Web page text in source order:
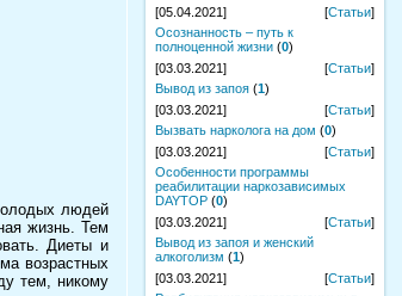
людей
жизнь. Тем
Диеты и
возрастных
тем, никому
[05.04.2021] [Статьи]
Осознанность – путь к
полноценной жизни (0)
[03.03.2021]
[Статьи]
Вывод из запоя (1)
[03.03.2021]
[Статьи]
Вызвать нарколога на дом (0)
[03.03.2021]
[Статьи]
Особенности программы
реабилитации наркозависимых
DAYTOP (0)
[03.03.2021]
[Статьи]
Вывод из запоя и женский
алкоголизм (1)
[03.03.2021]
[Статьи]